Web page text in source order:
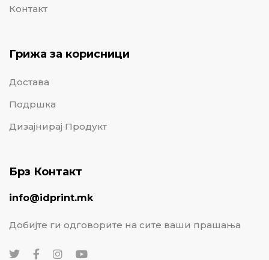
Контакт
Грижа за корисници
Достава
Подршка
Дизајнирај Продукт
Брз Контакт
info@idprint.mk
Добијте ги одговорите на сите ваши прашања